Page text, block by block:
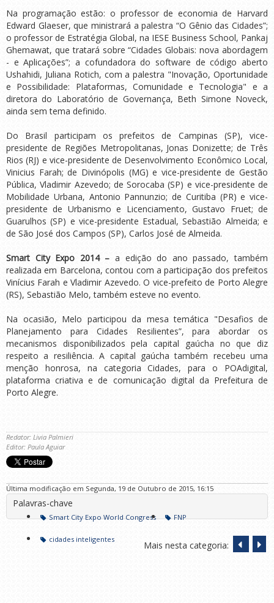
Na programação estão: o professor de economia de Harvard
Edward Glaeser, que ministrará a palestra “O Gênio das Cidades”;
o professor de Estratégia Global, na IESE Business School, Pankaj
Ghemawat, que tratará sobre “Cidades Globais: nova abordagem
- e Aplicações”; a cofundadora do software de código aberto
Ushahidi, Juliana Rotich, com a palestra "Inovação, Oportunidade
e Possibilidade: Plataformas, Comunidade e Tecnologia" e a
diretora do Laboratório de Governança, Beth Simone Noveck,
ainda sem tema definido.
Do Brasil participam os prefeitos de Campinas (SP), vice-
presidente de Regiões Metropolitanas, Jonas Donizette; de Três
Rios (RJ) e vice-presidente de Desenvolvimento Econômico Local,
Vinicius Farah; de Divinópolis (MG) e vice-presidente de Gestão
Pública, Vladimir Azevedo; de Sorocaba (SP) e vice-presidente de
Mobilidade Urbana, Antonio Pannunzio; de Curitiba (PR) e vice-
presidente de Urbanismo e Licenciamento, Gustavo Fruet; de
Guarulhos (SP) e vice-presidente Estadual, Sebastião Almeida; e
de São José dos Campos (SP), Carlos José de Almeida.
Smart City Expo 2014 – a edição do ano passado, também
realizada em Barcelona, contou com a participação dos prefeitos
Vinícius Farah e Vladimir Azevedo. O vice-prefeito de Porto Alegre
(RS), Sebastião Melo, também esteve no evento.
Na ocasião, Melo participou da mesa temática "Desafios de
Planejamento para Cidades Resilientes”, para abordar os
mecanismos disponibilizados pela capital gaúcha no que diz
respeito a resiliência. A capital gaúcha também recebeu uma
menção honrosa, na categoria Cidades, para o POAdigital,
plataforma criativa e de comunicação digital da Prefeitura de
Porto Alegre.
Redator: Livia Palmieri
Editor: Paula Aguiar
Última modificação em Segunda, 19 de Outubro de 2015, 16:15
Palavras-chave
Smart City Expo World Congress FNP
cidades inteligentes
Mais nesta categoria: